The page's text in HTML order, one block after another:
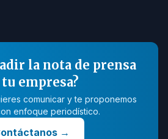
la nota de prensa
tu empresa?
comunicar y te proponemos
enfoque periodístico.
→